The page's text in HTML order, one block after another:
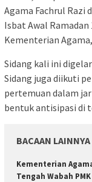
Agama Fachrul Razi
Isbat Awal
Kementerian
Sidang kali ini
Sidang juga diikuti
pertemuan dalam
bentuk antisipasi di
BACAAN LAINNYA
Kementerian
Tengah Wabah PMK